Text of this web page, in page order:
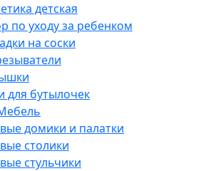
детская
по уходу за ребенком
на соски
для бутылочек
домики и палатки
столики
стульчики